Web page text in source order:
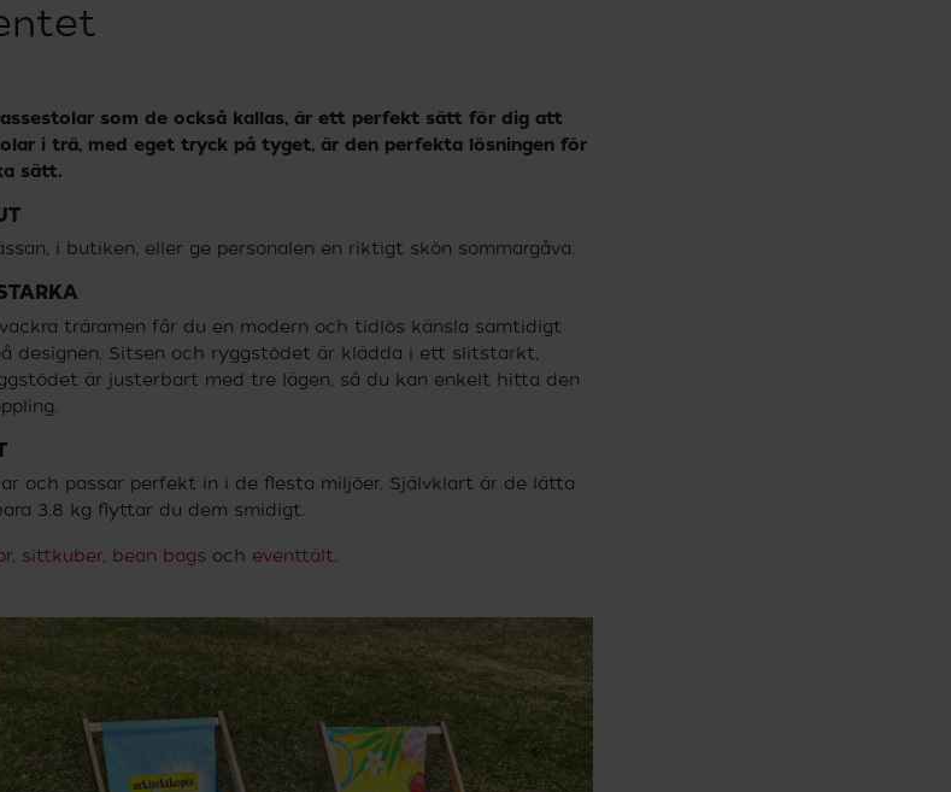
att justera i tre olika lägen.
på mässan, i butiken eller ge personalen
en riktigt skön sommargåva.
som de också kallas, är ett perfekt sätt för dig att
i trä, med eget tryck på tyget, är den perfekta lösningen för
sätt.
i butiken, eller ge personalen en riktigt skön sommargåva.
träramen får du en modern och tidlös känsla samtidigt
designen. Sitsen och ryggstödet är klädda i ett slitstarkt,
är justerbart med tre lägen, så du kan enkelt hitta den
och passar perfekt in i de flesta miljöer. Självklart är de lätta
3.8 kg flyttar du dem smidigt.
, sittkuber, bean bags och eventtält